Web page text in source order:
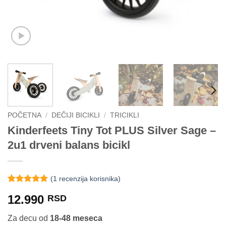
POČETNA / DEČIJI BICIKLI / TRICIKLI
Kinderfeets Tiny Tot PLUS Silver Sage –
2u1 drveni balans bicikl
od 5 na
osnovu
ocene
kupca
(1 recenzija korisnika)
12.990 RSD
Za decu od 18-48 meseca